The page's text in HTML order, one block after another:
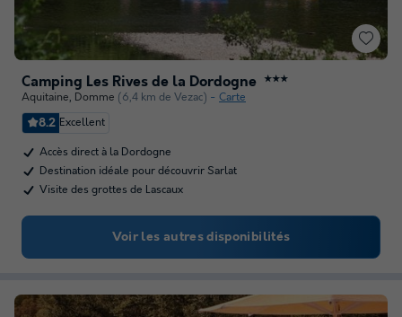
Camping Les Rives de la Dordogne ★★★
Aquitaine, Domme (6,4 km de Vezac) Carte
8.2 Excellent
Accès direct à la Dordogne
Destination idéale pour découvrir Sarlat
Visite des grottes de Lascaux
Voir les autres disponibilités